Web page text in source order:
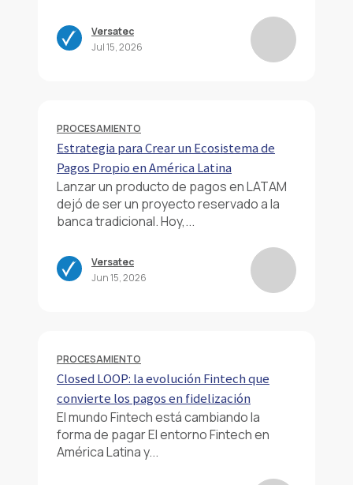
Versatec
Jul 15, 2026
PROCESAMIENTO
Estrategia para Crear un Ecosistema de
Pagos Propio en América Latina
Lanzar un producto de pagos en LATAM
dejó de ser un proyecto reservado a la
banca tradicional. Hoy,...
Versatec
Jun 15, 2026
PROCESAMIENTO
Closed LOOP: la evolución Fintech que
convierte los pagos en fidelización
El mundo Fintech está cambiando la
forma de pagar El entorno Fintech en
América Latina y...